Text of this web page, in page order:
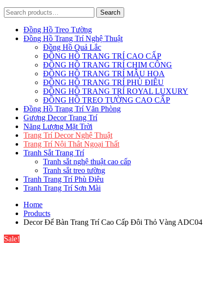
Search
for:
Search
Đồng Hồ Treo Tường
Đồng Hồ Trang Trí Nghệ Thuật
Đồng Hồ Quả Lắc
ĐỒNG HỒ TRANG TRÍ CAO CẤP
ĐỒNG HỒ TRANG TRÍ CHIM CÔNG
ĐỒNG HỒ TRANG TRÍ MẪU HOA
ĐỒNG HỒ TRANG TRÍ PHÙ ĐIÊU
ĐỒNG HỒ TRANG TRÍ ROYAL LUXURY
ĐỒNG HỒ TREO TƯỜNG CAO CẤP
Đồng Hồ Trang Trí Văn Phòng
Gương Decor Trang Trí
Năng Lượng Mặt Trời
Trang Trí Decor Nghệ Thuật
Trang Trí Nội Thât Ngoại Thất
Tranh Sắt Trang Trí
Tranh sắt nghệ thuật cao cấp
Tranh sắt treo tường
Tranh Trang Trí Phù Điêu
Tranh Trang Trí Sơn Mài
Home
Products
Decor Để Bàn Trang Trí Cao Cấp Đôi Thỏ Vàng ADC04
Sale!